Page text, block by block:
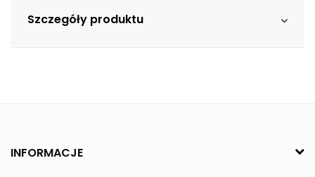
Szczegóły produktu
INFORMACJE